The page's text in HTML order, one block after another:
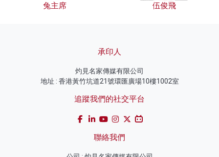
兔主席 伍俊飛
承印人
灼見名家傳媒有限公司
地址 : 香港黃竹坑道21號環匯廣場10樓1002室
追蹤我們的社交平台
聯絡我們